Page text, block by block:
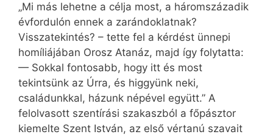
„Mi más lehetne a célja most, a háromszázadik
évfordulón ennek a zarándoklatnak?
Visszatekintés? – tette fel a kérdést ünnepi
homíliájában Orosz Atanáz, majd így folytatta:
— Sokkal fontosabb, hogy itt és most
tekintsünk az Úrra, és higgyünk neki,
családunkkal, házunk népével együtt.” A
felolvasott szentírási szakaszból a főpásztor
kiemelte Szent István, az első vértanú szavait